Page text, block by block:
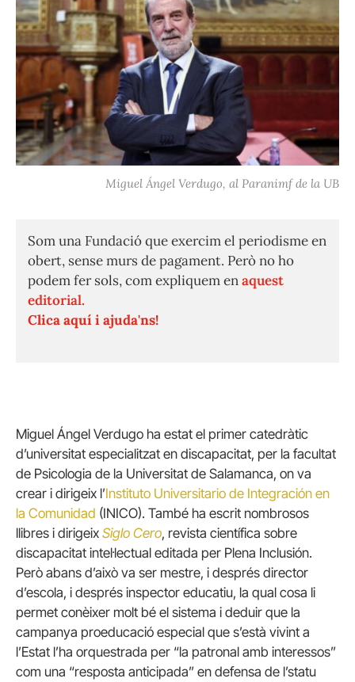
Miguel Ángel Verdugo, al Paranimf de la UB
Som una Fundació que exercim el periodisme en
obert, sense murs de pagament. Però no ho
podem fer sols, com expliquem enaquest
editorial.
Clica aquí i ajuda'ns!
Miguel Ángel Verdugo ha estat el primer catedràtic
d’universitat especialitzat en discapacitat, per la facultat
de Psicologia de la Universitat de Salamanca, on va
crear i dirigeix l’Instituto Universitario de Integración en
la Comunidad (INICO). També ha escrit nombrosos
llibres i dirigeix Siglo Cero, revista científica sobre
discapacitat intel·lectual editada per Plena Inclusión.
Però abans d’això va ser mestre, i després director
d’escola, i després inspector educatiu, la qual cosa li
permet conèixer molt bé el sistema i deduir que la
campanya proeducació especial que s’està vivint a
l’Estat l’ha orquestrada per “la patronal amb interessos”
com una “resposta anticipada” en defensa de l’statu